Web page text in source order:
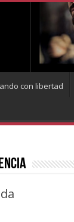
con libertad